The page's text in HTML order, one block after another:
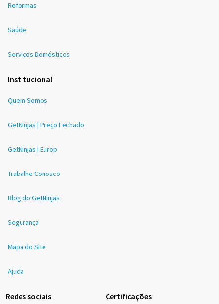
Reformas
Saúde
Serviços Domésticos
Institucional
Quem Somos
GetNinjas | Preço Fechado
GetNinjas | Europ
Trabalhe Conosco
Blog do GetNinjas
Segurança
Mapa do Site
Ajuda
Redes sociais Certificações